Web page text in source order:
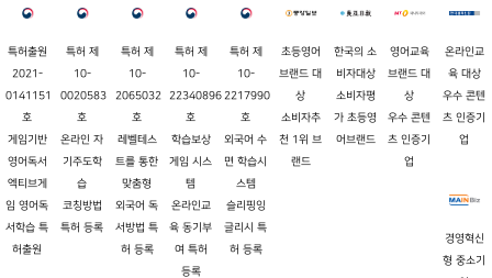
특허출원
2021-
0141151
호
게임기반
영어독서
엑티브게
임 영어독
서학습 특
허출원
특허 제
10-
0020583
호
온라인 자
기주도학
습
코칭방법
특허 등록
특허 제
10-
2065032
호
레벨테스
트를 통한
맞춤형
외국어 독
서방법 특
허 등록
특허 제
10-
22340896
호
학습보상
게임 시스
템
온라인교
육 동기부
여 특허
등록
특허 제
10-
2217990
호
외국어 수
면 학습시
스템
슬리핑잉
글리시 특
허 등록
초등영어
브랜드 대
상
소비자추
천 1위 브
랜드
한국의 소
비자대상
소비자평
가 초등영
어브랜드
영어교육
브랜드 대
상
우수 콘텐
츠 인증기
업
온라인교
육 대상
우수 콘텐
츠 인증기
업
경영혁신
형 중소기